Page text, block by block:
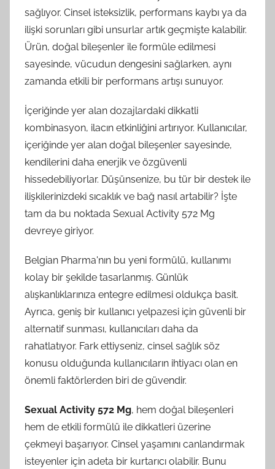
sağlıyor. Cinsel isteksizlik, performans kaybı ya da
ilişki sorunları gibi unsurlar artık geçmişte kalabilir.
Ürün, doğal bileşenler ile formüle edilmesi
sayesinde, vücudun dengesini sağlarken, aynı
zamanda etkili bir performans artışı sunuyor.
İçeriğinde yer alan dozajlardaki dikkatli
kombinasyon, ilacın etkinliğini artırıyor. Kullanıcılar,
içeriğinde yer alan doğal bileşenler sayesinde,
kendilerini daha enerjik ve özgüvenli
hissedebiliyorlar. Düşünsenize, bu tür bir destek ile
ilişkilerinizdeki sıcaklık ve bağ nasıl artabilir? İşte
tam da bu noktada Sexual Activity 572 Mg
devreye giriyor.
Belgian Pharma'nın bu yeni formülü, kullanımı
kolay bir şekilde tasarlanmış. Günlük
alışkanlıklarınıza entegre edilmesi oldukça basit.
Ayrıca, geniş bir kullanıcı yelpazesi için güvenli bir
alternatif sunması, kullanıcıları daha da
rahatlatıyor. Fark ettiyseniz, cinsel sağlık söz
konusu olduğunda kullanıcıların ihtiyacı olan en
önemli faktörlerden biri de güvendir.
Sexual Activity 572 Mg, hem doğal bileşenleri
hem de etkili formülü ile dikkatleri üzerine
çekmeyi başarıyor. Cinsel yaşamını canlandırmak
isteyenler için adeta bir kurtarıcı olabilir. Bunu